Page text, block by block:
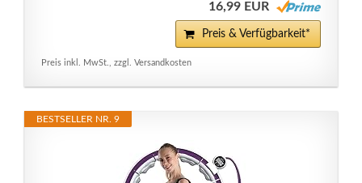
16,99 EUR
Preis & Verfügbarkeit*
Preis inkl. MwSt., zzgl. Versandkosten
BESTSELLER NR. 9